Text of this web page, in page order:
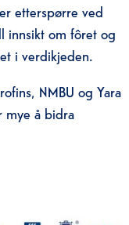
etterspørre ved
innsikt om fôret og
i verdikjeden.
NMBU og Yara
mye å bidra